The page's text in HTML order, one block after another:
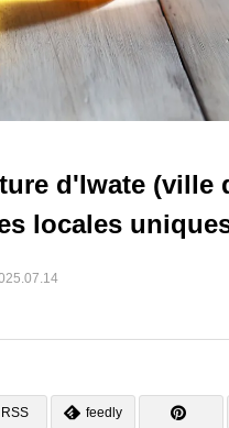
d'Iwate (ville
locales
RSS feedly